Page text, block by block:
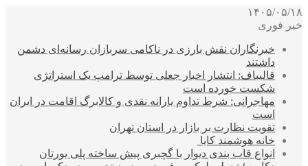
۱۴۰۵/۰۵/۱۸
خبر فوری
خبرنگاران نقش بارزی در ناکامی سربازان رسانه‌ای دشمن
داشتند
قالیباف: انتشار اخبار جعلی توسط ترامپ یک استراتژی
شکست خورده است
مهاجرانی: شرط تداوم یارانه نقدی و کالابرگ اقامت در ایران
است
تقویت نظارت بر بازار در استان تهران
خانه هوشمند کایا
انواع قاب بندی دیوار با گچبری پیش ساخته پلی یورتان